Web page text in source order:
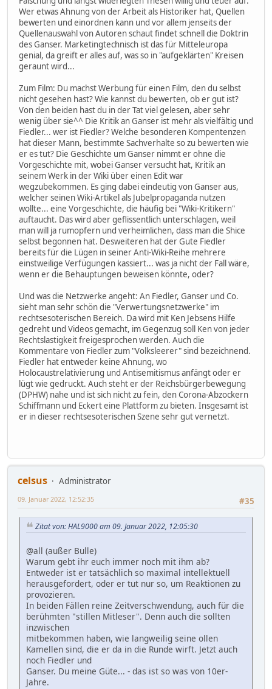
Wer etwas Ahnung von der Arbeit als Historiker hat, Quellen
bewerten und einordnen kann und vor allem jenseits der
Quellenauswahl von Autoren schaut findet schnell die Doktrin
des Ganser. Marketingtechnisch ist das für Mitteleuropa
genial, da greift er alles auf, was so in "aufgeklärten" Kreisen
geraunt wird...
Zum Film: Du machst Werbung für einen Film, den du selbst
nicht gesehen hast? Wie kannst du bewerten, ob er gut ist?
Von den beiden hast du in der Tat viel gelesen, aber sehr
wenig über sie^^ Die Kritik an Ganser ist mehr als vielfältig und
Fiedler... wer ist Fiedler? Welche besonderen Kompentenzen
hat dieser Mann, bestimmte Sachverhalte so zu bewerten wie
er es tut? Die Geschichte um Ganser nimmt er ohne die
Vorgeschichte mit, wobei Ganser versucht hat, Kritik an
seinem Werk in der Wiki über einen Edit war
wegzubekommen. Es ging dabei eindeutig von Ganser aus,
welcher seinen Wiki-Artikel als Jubelpropaganda nutzen
wollte... eine Vorgeschichte, die häufig bei "Wiki-Kritikern"
auftaucht. Das wird aber geflissentlich unterschlagen, weil
man will ja rumopfern und verheimlichen, dass man die Shice
selbst begonnen hat. Desweiteren hat der Gute Fiedler
bereits für die Lügen in seiner Anti-Wiki-Reihe mehrere
einstweilige Verfügungen kassiert... was ja nicht der Fall wäre,
wenn er die Behauptungen beweisen könnte, oder?
Und was die Netzwerke angeht: An Fiedler, Ganser und Co.
sieht man sehr schön die "Verwertungsnetzwerke" im
rechtsesoterischen Bereich. Da wird mit Ken Jebsens Hilfe
gedreht und Videos gemacht, im Gegenzug soll Ken von jeder
Rechtslastigkeit freigesprochen werden. Auch die
Kommentare von Fiedler zum "Volksleerer" sind bezeichnend.
Fiedler hat entweder keine Ahnung, wo
Holocaustrelativierung und Antisemitismus anfängt oder er
lügt wie gedruckt. Auch steht er der Reichsbürgerbewegung
(DPHW) nahe und ist sich nicht zu fein, den Corona-Abzockern
Schiffmann und Eckert eine Plattform zu bieten. Insgesamt ist
er in dieser rechtsesoterischen Szene sehr gut vernetzt.
celsus
Administrator
#35
09. Januar 2022, 12:52:35
Zitat von: HAL9000 am 09. Januar 2022, 12:05:30
@all (außer Bulle)
Warum gebt ihr euch immer noch mit ihm ab?
Entweder ist er tatsächlich so maximal intellektuell
herausgefordert, oder er tut nur so, um Reaktionen zu
provozieren.
In beiden Fällen reine Zeitverschwendung, auch für die
berühmten "stillen Mitleser". Denn auch die sollten
inzwischen
mitbekommen haben, wie langweilig seine ollen
Kamellen sind, die er da in die Runde wirft. Jetzt auch
noch Fiedler und
Ganser. Du meine Güte... - das ist so was von 10er-
Jahre.